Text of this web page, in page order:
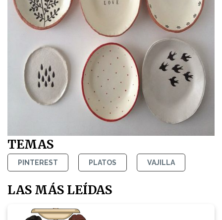
TEMAS
PINTEREST PLATOS VAJILLA
LAS MÁS LEÍDAS